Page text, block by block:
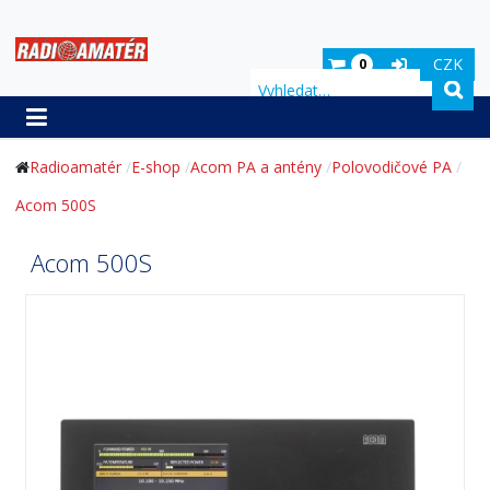
CZK
0
Hledat
Radioamatér E-shop Acom PA a antény Polovodičové PA
Acom 500S
Acom 500S